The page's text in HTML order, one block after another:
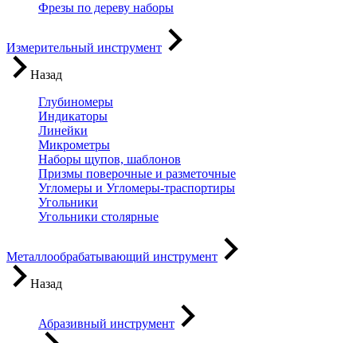
Фрезы по дереву наборы
Измерительный инструмент
Назад
Глубиномеры
Индикаторы
Линейки
Микрометры
Наборы щупов, шаблонов
Призмы поверочные и разметочные
Угломеры и Угломеры-траспортиры
Угольники
Угольники столярные
Металлообрабатывающий инструмент
Назад
Абразивный инструмент